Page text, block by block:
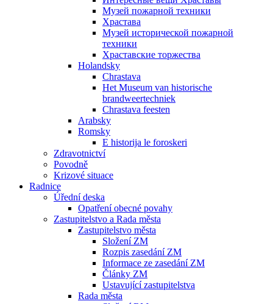
Музей пожарной техники
Храстава
Музей исторической пожарной
техники
Храставские торжества
Holandsky
Chrastava
Het Museum van historische
brandweertechniek
Chrastava feesten
Arabsky
Romsky
E historija le foroskeri
Zdravotnictví
Povodně
Krizové situace
Radnice
Úřední deska
Opatření obecné povahy
Zastupitelstvo a Rada města
Zastupitelstvo města
Složení ZM
Rozpis zasedání ZM
Informace ze zasedání ZM
Články ZM
Ustavující zastupitelstva
Rada města